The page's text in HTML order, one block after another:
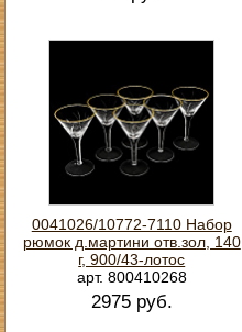
0041026/10772-7110 Набор
рюмок д.мартини отв.зол, 140
г, 900/43-лотос
арт. 800410268
2975 руб.